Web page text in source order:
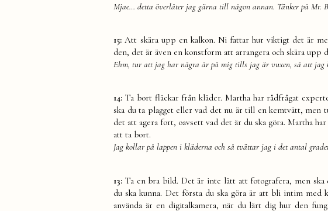
Mjae… detta överlåter jag gärna till någon annan. Tänker på Mr.
15: Att skära upp en kalkon. Ni fattar hur viktigt det är
den, det är även en konstform att arrangera och skära upp
Ehm, tur att jag har några år på mig tills jag är vuxen, så att
14: Ta bort fläckar från kläder. Martha har rådfrågat
ska du ta plagget eller vad det nu är till en kemtvätt,
det att agera fort, oavsett vad det är du ska göra. Martha
att ta bort.
Jag kollar på lappen i kläderna och så tvättar jag i det antal
13: Ta en bra bild. Det är inte lätt att fotografera, men ska
du ska kunna. Det första du ska göra är att bli intim med
använda är en digitalkamera, när du lärt dig hur den